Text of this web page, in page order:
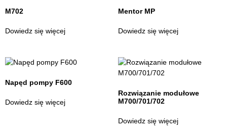
M702
Dowiedz się więcej
Mentor MP
Dowiedz się więcej
Napęd pompy F600
Dowiedz się więcej
Rozwiązanie modułowe
M700/701/702
Dowiedz się więcej